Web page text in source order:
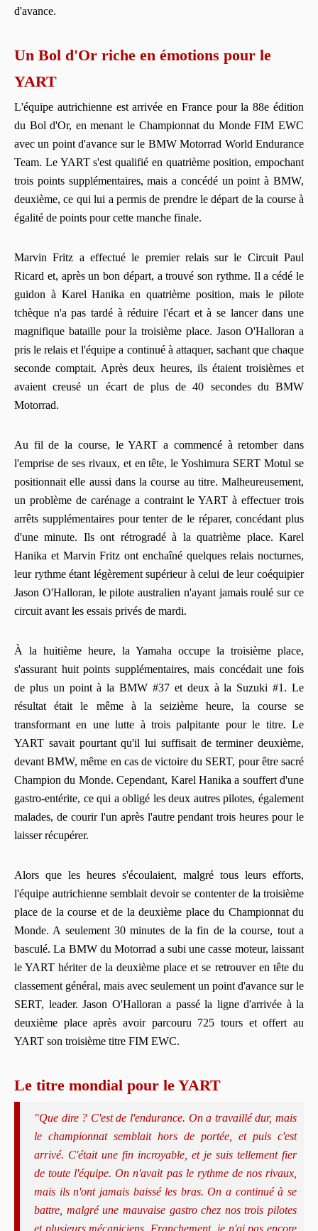
d'avance.
Un Bol d'Or riche en émotions pour le
YART
L'équipe autrichienne est arrivée en France pour la 88e édition
du Bol d'Or, en menant le Championnat du Monde FIM EWC
avec un point d'avance sur le BMW Motorrad World Endurance
Team. Le YART s'est qualifié en quatrième position, empochant
trois points supplémentaires, mais a concédé un point à BMW,
deuxième, ce qui lui a permis de prendre le départ de la course à
égalité de points pour cette manche finale.
Marvin Fritz a effectué le premier relais sur le Circuit Paul
Ricard et, après un bon départ, a trouvé son rythme. Il a cédé le
guidon à Karel Hanika en quatrième position, mais le pilote
tchèque n'a pas tardé à réduire l'écart et à se lancer dans une
magnifique bataille pour la troisième place. Jason O'Halloran a
pris le relais et l'équipe a continué à attaquer, sachant que chaque
seconde comptait. Après deux heures, ils étaient troisièmes et
avaient creusé un écart de plus de 40 secondes du BMW
Motorrad.
Au fil de la course, le YART a commencé à retomber dans
l'emprise de ses rivaux, et en tête, le Yoshimura SERT Motul se
positionnait elle aussi dans la course au titre. Malheureusement,
un problème de carénage a contraint le YART à effectuer trois
arrêts supplémentaires pour tenter de le réparer, concédant plus
d'une minute. Ils ont rétrogradé à la quatrième place. Karel
Hanika et Marvin Fritz ont enchaîné quelques relais nocturnes,
leur rythme étant légèrement supérieur à celui de leur coéquipier
Jason O'Halloran, le pilote australien n'ayant jamais roulé sur ce
circuit avant les essais privés de mardi.
À la huitième heure, la Yamaha occupe la troisième place,
s'assurant huit points supplémentaires, mais concédait une fois
de plus un point à la BMW #37 et deux à la Suzuki #1. Le
résultat était le même à la seizième heure, la course se
transformant en une lutte à trois palpitante pour le titre. Le
YART savait pourtant qu'il lui suffisait de terminer deuxième,
devant BMW, même en cas de victoire du SERT, pour être sacré
Champion du Monde. Cependant, Karel Hanika a souffert d'une
gastro-entérite, ce qui a obligé les deux autres pilotes, également
malades, de courir l'un après l'autre pendant trois heures pour le
laisser récupérer.
Alors que les heures s'écoulaient, malgré tous leurs efforts,
l'équipe autrichienne semblait devoir se contenter de la troisième
place de la course et de la deuxième place du Championnat du
Monde. A seulement 30 minutes de la fin de la course, tout a
basculé. La BMW du Motorrad a subi une casse moteur, laissant
le YART hériter de la deuxième place et se retrouver en tête du
classement général, mais avec seulement un point d'avance sur le
SERT, leader. Jason O'Halloran a passé la ligne d'arrivée à la
deuxième place après avoir parcouru 725 tours et offert au
YART son troisième titre FIM EWC.
Le titre mondial pour le YART
"Que dire ? C'est de l'endurance. On a travaillé dur, mais
le championnat semblait hors de portée, et puis c'est
arrivé. C'était une fin incroyable, et je suis tellement fier
de toute l'équipe. On n'avait pas le rythme de nos rivaux,
mais ils n'ont jamais baissé les bras. On a continué à se
battre, malgré une mauvaise gastro chez nos trois pilotes
et plusieurs mécaniciens. Franchement, je n'ai pas encore